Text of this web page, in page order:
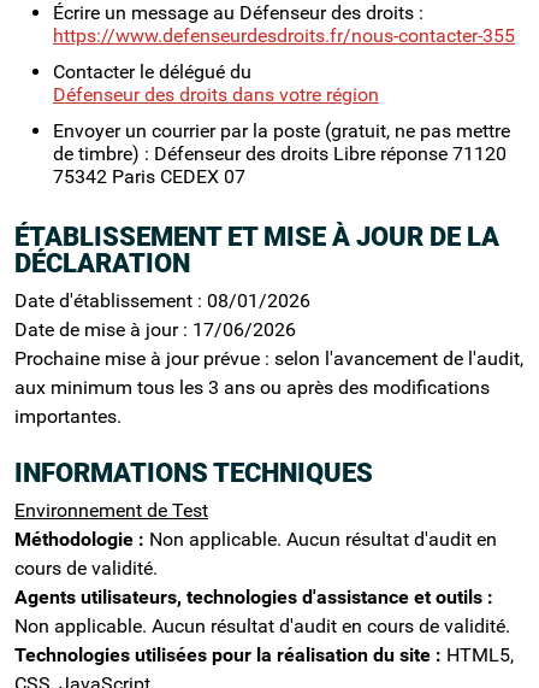
Écrire un message au Défenseur des droits :
https://www.defenseurdesdroits.fr/nous-contacter-355
Contacter le délégué du
Défenseur des droits dans votre région
Envoyer un courrier par la poste (gratuit, ne pas mettre
de timbre) : Défenseur des droits Libre réponse 71120
75342 Paris CEDEX 07
ÉTABLISSEMENT ET MISE À JOUR DE LA
DÉCLARATION
Date d'établissement : 08/01/2026
Date de mise à jour : 17/06/2026
Prochaine mise à jour prévue : selon l'avancement de l'audit,
aux minimum tous les 3 ans ou après des modifications
importantes.
INFORMATIONS TECHNIQUES
Environnement de Test
Méthodologie : Non applicable. Aucun résultat d'audit en
cours de validité.
Agents utilisateurs, technologies d'assistance et outils :
Non applicable. Aucun résultat d'audit en cours de validité.
Technologies utilisées pour la réalisation du site : HTML5,